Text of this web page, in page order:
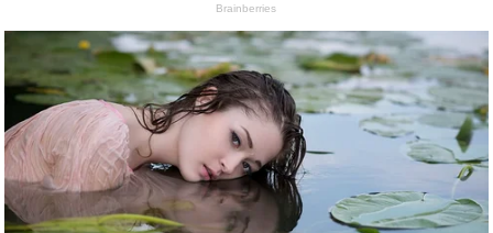
Brainberries